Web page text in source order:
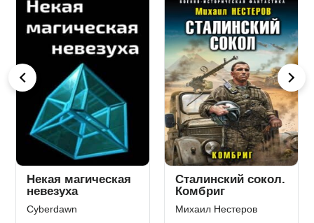
Некая магическая
невезуха
Cyberdawn
Сталинский сокол.
Комбриг
Михаил Нестеров